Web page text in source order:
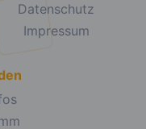
Datenschutz
Impressum